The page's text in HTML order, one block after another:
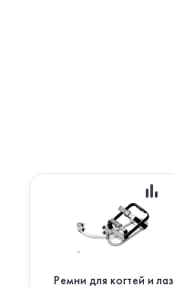
Ремни для когтей и лаз